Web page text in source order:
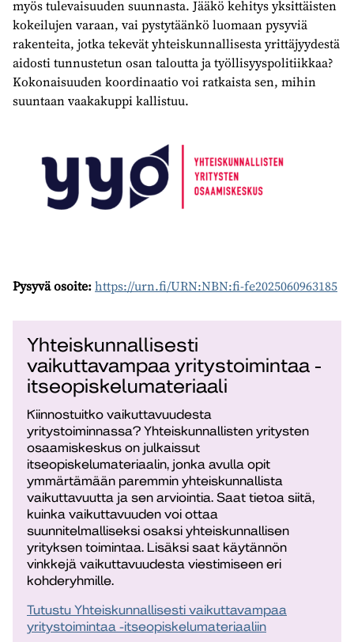
myös tulevaisuuden suunnasta. Jääkö kehitys yksittäisten
kokeilujen varaan, vai pystytäänkö luomaan pysyviä
rakenteita, jotka tekevät yhteiskunnallisesta yrittäjyydestä
aidosti tunnustetun osan taloutta ja työllisyyspolitiikkaa?
Kokonaisuuden koordinaatio voi ratkaista sen, mihin
suuntaan vaakakuppi kallistuu.
Pysyvä osoite:https://urn.fi/URN:NBN:fi-fe2025060963185
Yhteiskunnallisesti
vaikuttavampaa yritystoimintaa -
itseopiskelumateriaali
Kiinnostuitko vaikuttavuudesta
yritystoiminnassa? Yhteiskunnallisten yritysten
osaamiskeskus on julkaissut
itseopiskelumateriaalin, jonka avulla opit
ymmärtämään paremmin yhteiskunnallista
vaikuttavuutta ja sen arviointia. Saat tietoa siitä,
kuinka vaikuttavuuden voi ottaa
suunnitelmalliseksi osaksi yhteiskunnallisen
yrityksen toimintaa. Lisäksi saat käytännön
vinkkejä vaikuttavuudesta viestimiseen eri
kohderyhmille.
Tutustu Yhteiskunnallisesti vaikuttavampaa
yritystoimintaa -itseopiskelumateriaaliin